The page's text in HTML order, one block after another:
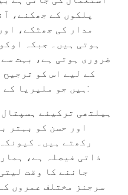
پلکوں کے جھکنے،
مدار کی جھٹکے،
ہوتی ہیں۔ جبکہ
ضروری ہوتی ہے، بہت
کے لیے اس کو
ہیں جو ملیریا کے لیے استعمال کی جاتی ہیں:
ہیلتھی ترکیئے
اور حسن کو بہتر
رکھتے ہیں۔
ذاتی فیصلہ ہے،
جاننے کا وقت
سرجنز مختلف عمروں